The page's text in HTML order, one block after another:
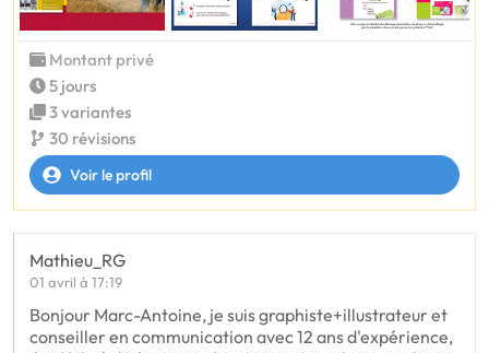
Montant privé
5 jours
3 variantes
30 révisions
Voir le profil
Mathieu_RG
01 avril à 17:19
Bonjour Marc-Antoine, je suis graphiste+illustrateur et
conseiller en communication avec 12 ans d'expérience,